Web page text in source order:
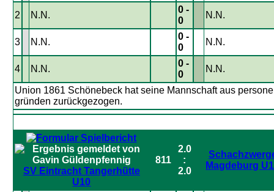
2 N.N.
0 -
0
N.N.
3 N.N.
0 -
0
N.N.
4 N.N.
0 -
0
N.N.
Union 1861 Schönebeck hat seine Mannschaft aus
gründen zurückgezogen.
SV Eintracht Tangerhütte
U10
811
2.0
:
2.0
Magdeburg